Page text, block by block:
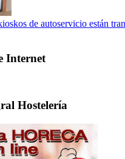
de autoservicio están
Internet
Hostelería